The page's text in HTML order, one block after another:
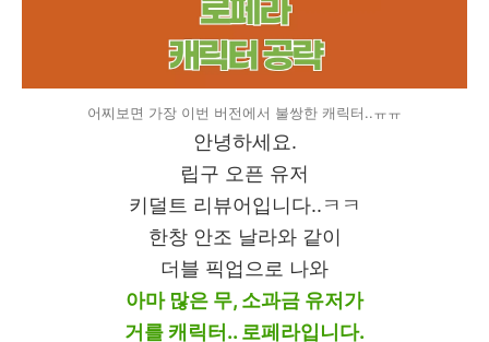
어찌보면 가장 이번 버전에서 불쌍한 캐릭터..ㅠㅠ
안녕하세요.
립구 오픈 유저
키덜트 리뷰어입니다..ㅋㅋ
한창 안조 날라와 같이
더블 픽업으로 나와
아마 많은 무, 소과금 유저가
거를 캐릭터.. 로페라입니다.